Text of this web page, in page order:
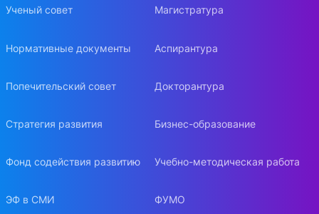
Ученый совет
Нормативные документы
Попечительский совет
Стратегия развития
Фонд содействия развитию
ЭФ в СМИ
Магистратура
Аспирантура
Докторантура
Бизнес-образование
Учебно-методическая работа
ФУМО